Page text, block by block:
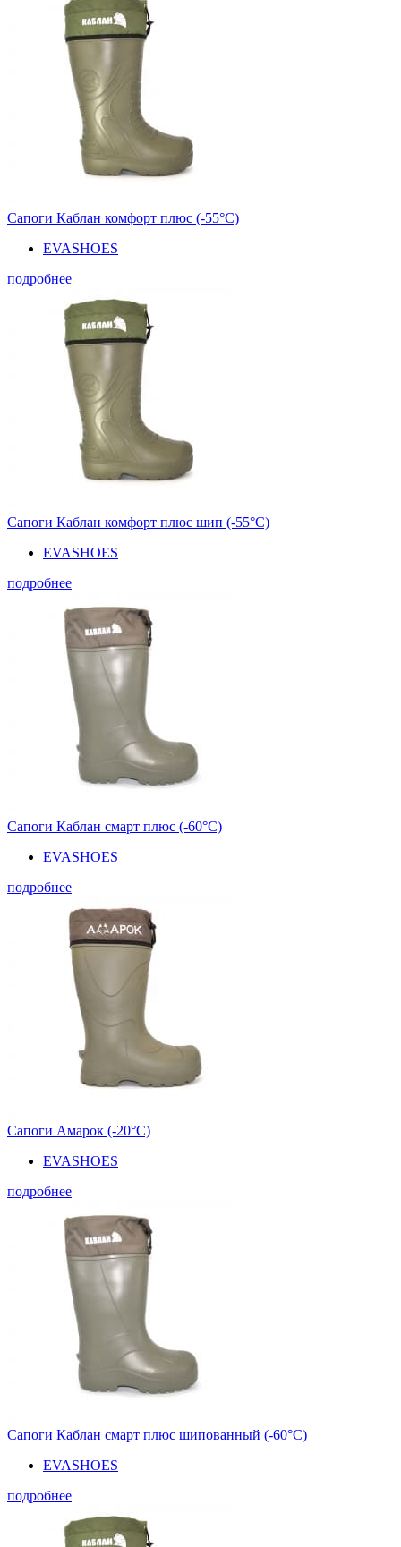
Сапоги Каблан комфорт плюс (-55°С)
EVASHOES
подробнее
Сапоги Каблан комфорт плюс шип (-55°С)
EVASHOES
подробнее
Сапоги Каблан смарт плюс (-60°С)
EVASHOES
подробнее
Сапоги Амарок (-20°С)
EVASHOES
подробнее
Сапоги Каблан смарт плюс шипованный (-60°С)
EVASHOES
подробнее